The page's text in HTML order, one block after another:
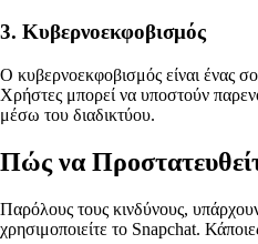
3. Κυβερνοεκφοβισμός
Ο κυβερνοεκφοβισμός είναι ένας
Χρήστες μπορεί να υποστούν
μέσω του διαδικτύου.
Πώς να
Παρόλους τους κινδύνους,
χρησιμοποιείτε το Snapchat.